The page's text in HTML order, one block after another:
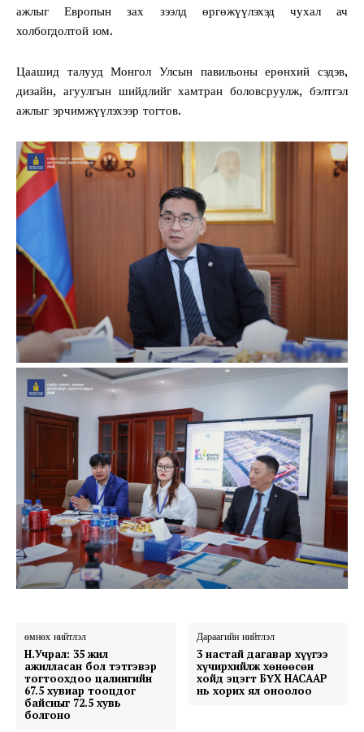
ажлыг Европын зах зээлд өргөжүүлэхэд чухал ач
холбогдолтой юм.
Цаашид талууд Монгол Улсын павильоны ерөнхий сэдэв,
дизайн, агуулгын шийдлийг хамтран боловсруулж, бэлтгэл
ажлыг эрчимжүүлэхээр тогтов.
өмнөх нийтлэл
Н.Учрал: 35 жил
ажилласан бол тэтгэвэр
тогтоохдоо цалингийн
67.5 хувиар тооцдог
байсныг 72.5 хувь
болгоно
Дараагийн нийтлэл
3 настай дагавар хүүгээ
хүчирхийлж хөнөөсөн
хойд эцэгт БҮХ НАСААР
нь хорих ял оноолоо